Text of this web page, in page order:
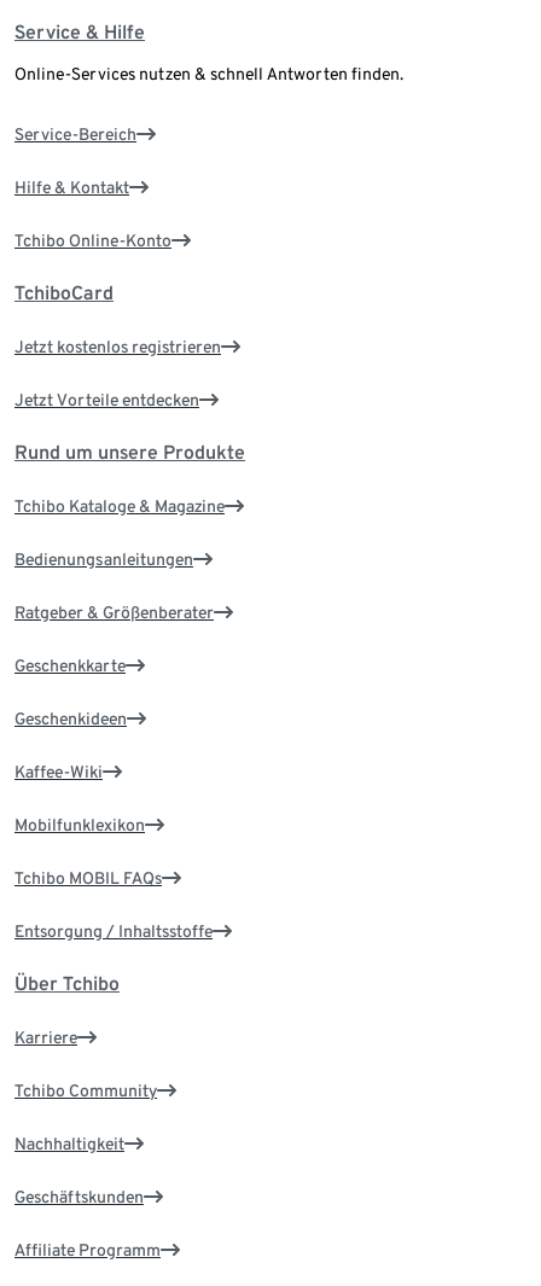
Service & Hilfe
Online-Services nutzen & schnell Antworten finden.
Service-Bereich
Hilfe & Kontakt
Tchibo Online-Konto
TchiboCard
Jetzt kostenlos registrieren
Jetzt Vorteile entdecken
Rund um unsere Produkte
Tchibo Kataloge & Magazine
Bedienungsanleitungen
Ratgeber & Größenberater
Geschenkkarte
Geschenkideen
Kaffee-Wiki
Mobilfunklexikon
Tchibo MOBIL FAQs
Entsorgung / Inhaltsstoffe
Über Tchibo
Karriere
Tchibo Community
Nachhaltigkeit
Geschäftskunden
Affiliate Programm